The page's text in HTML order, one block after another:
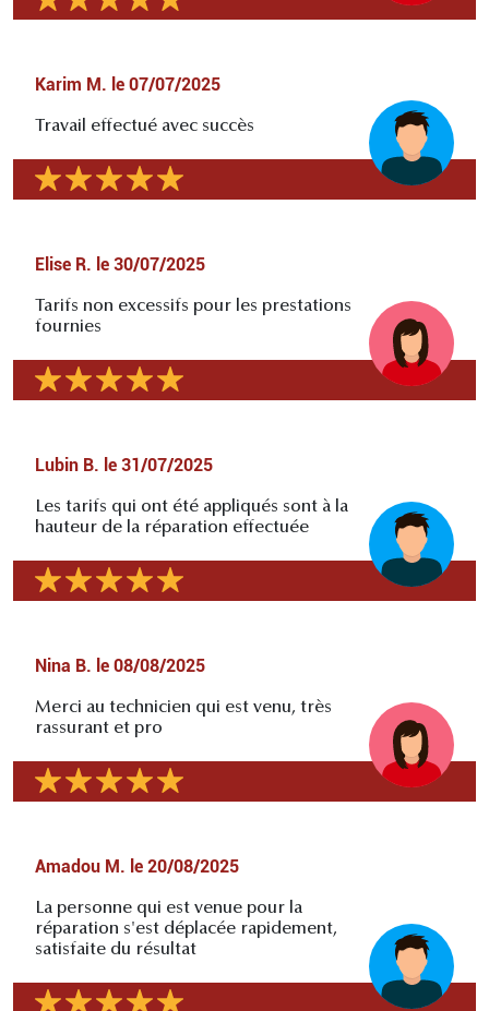
Karim M. le 07/07/2025
Travail effectué avec succès
Elise R. le 30/07/2025
Tarifs non excessifs pour les prestations
fournies
Lubin B. le 31/07/2025
Les tarifs qui ont été appliqués sont à la
hauteur de la réparation effectuée
Nina B. le 08/08/2025
Merci au technicien qui est venu, très
rassurant et pro
Amadou M. le 20/08/2025
La personne qui est venue pour la
réparation s'est déplacée rapidement,
satisfaite du résultat